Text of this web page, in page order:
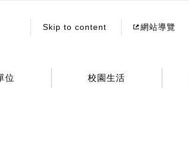
Skip to content 網站導覽
位 校園生活